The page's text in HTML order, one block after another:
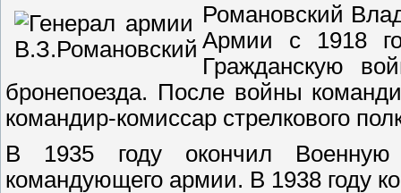
Романовский
Армии с 1918
Гражданскую
бронепоезда. После войны
командир-комиссар стрелкового
В 1935 году окончил
командующего армии. В 1938 году